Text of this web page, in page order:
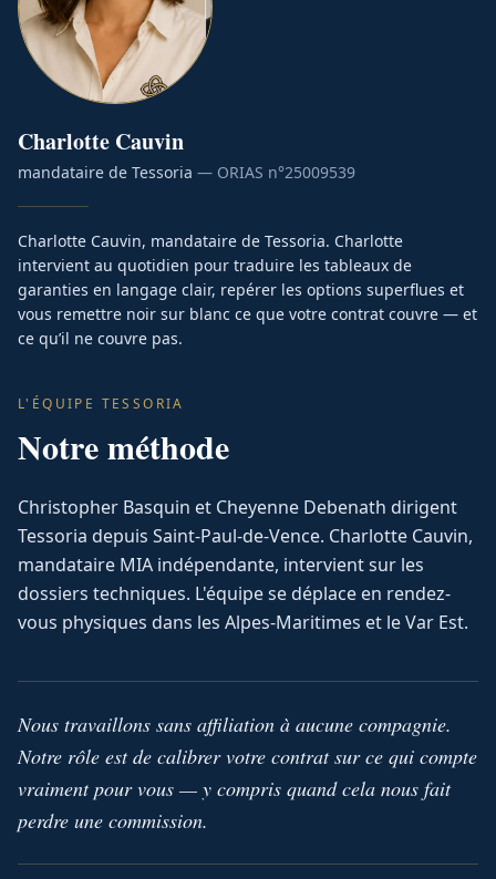
Charlotte Cauvin
mandataire de Tessoria — ORIAS n°25009539
Charlotte Cauvin, mandataire de Tessoria. Charlotte
intervient au quotidien pour traduire les tableaux de
garanties en langage clair, repérer les options superflues et
vous remettre noir sur blanc ce que votre contrat couvre — et
ce qu’il ne couvre pas.
L'ÉQUIPE TESSORIA
Notre méthode
Christopher Basquin et Cheyenne Debenath dirigent
Tessoria depuis Saint-Paul-de-Vence. Charlotte Cauvin,
mandataire MIA indépendante, intervient sur les
dossiers techniques. L'équipe se déplace en rendez-
vous physiques dans les Alpes-Maritimes et le Var Est.
Nous travaillons sans affiliation à aucune compagnie.
Notre rôle est de calibrer votre contrat sur ce qui compte
vraiment pour vous — y compris quand cela nous fait
perdre une commission.